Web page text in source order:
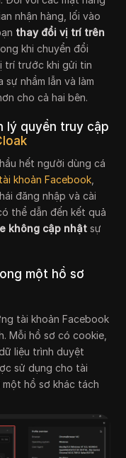
nhận hàng, lối vào
thay đổi vị trí trên
khi chuyển đổi
trí trước khi gửi tin
nhầm lẫn và làm
cho cả hai bên.
lý quyền truy cập
hết người dùng cá
tài khoản Facebook
đăng nhập và cài
thể dẫn đến kết quả
không cập nhật sự
một hồ sơ
tài khoản Facebook
Mỗi hồ sơ có cookie,
liệu trình duyệt
sử dụng cho tài
hồ sơ khác tách